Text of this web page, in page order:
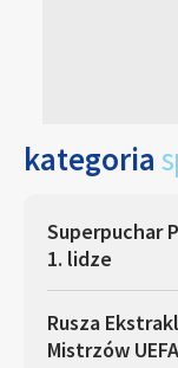
kategoria
Superpuchar
1. lidze
Rusza
Mistrzów UEFA